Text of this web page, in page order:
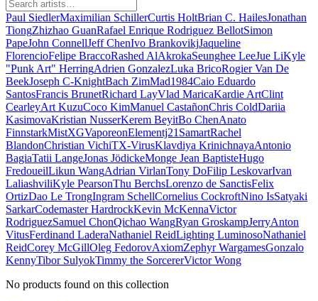
Paul SiedlerMaximilian SchillerCurtis HoltBrian C. HailesJonathan
TiongZhizhao GuanRafael Enrique Rodriguez BellotSimon
PapeJohn ConnellJeff ChenIvo BrankovikjJaqueline
FlorencioFelipe BraccoRashed AlAkrokaSeunghee LeeJue LiKyle
"Punk Art" HerringAdrien GonzalezLuka BricoRogier Van De
BeekJoseph C-KnightBach ZimMad1984Caio Eduardo
SantosFrancis BrunetRichard LayVlad MaricaKardie ArtClint
CearleyArt KuzuCoco KimManuel CastañonChris ColdDariia
KasimovaKristian NusserKerem BeyitBo ChenAnato
FinnstarkMistXGVaporeonElementj21 SamartRachel
BlandonChristian VichiTX-VirusKlavdiya KrinichnayaAntonio
BagiaTatii LangeJonas JödickeMonge Jean BaptisteHugo
FredoueilLikun WangAdrian VirlanTony DoFilip LeskovarIvan
LaliashviliKyle PearsonThu BerchsLorenzo de SanctisFelix
OrtizDao Le TrongIngram SchellCornelius CockroftNino IsSatyaki
SarkarCodemaster HardrockKevin McKennaVictor
RodriguezSamuel ChonQichao WangRyan GroskampJerryAnton
VitusFerdinand LaderaNathaniel ReidLighting LuminosoNathaniel
ReidCorey McGillOleg FedorovAxiomZephyr WargamesGonzalo
KennyTibor SulyokTimmy the SorcererVictor Wong
No products found on this collection